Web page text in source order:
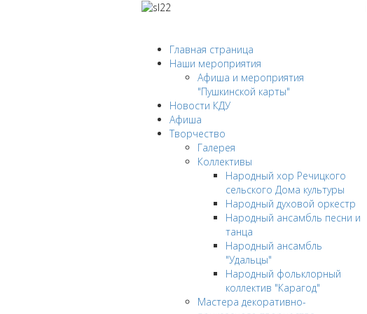
Главная страница
Наши мероприятия
Афиша и мероприятия
"Пушкинской карты"
Новости КДУ
Афиша
Творчество
Галерея
Коллективы
Народный хор Речицкого
сельского Дома культуры
Народный духовой оркестр
Народный ансамбль песни и
танца
Народный ансамбль
"Удальцы"
Народный фольклорный
коллектив "Карагод"
Мастера декоративно-